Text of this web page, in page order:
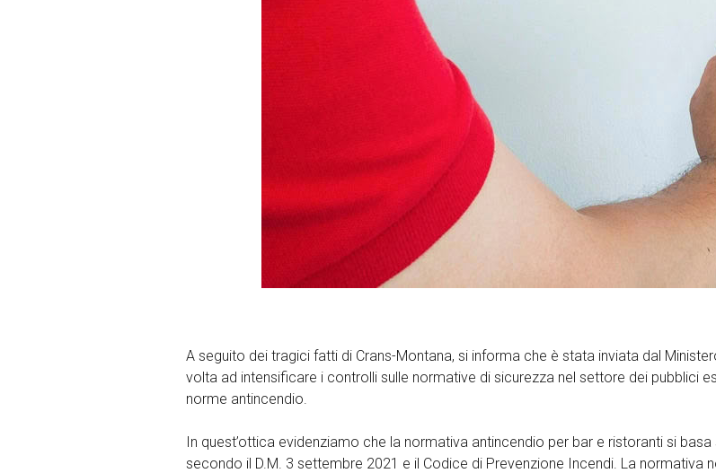
A seguito dei tragici fatti di Crans-Montana, si informa che è stata inviata dal
volta ad intensificare i controlli sulle normative di sicurezza nel settore dei pubblici
norme antincendio.
In quest’ottica evidenziamo che la normativa antincendio per bar e ristoranti si
secondo il D.M. 3 settembre 2021 e il Codice di Prevenzione Incendi. La normativa